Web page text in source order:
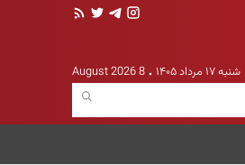
شنبه ۱۷ مرداد ۱۴۰۵ 8 August 2026